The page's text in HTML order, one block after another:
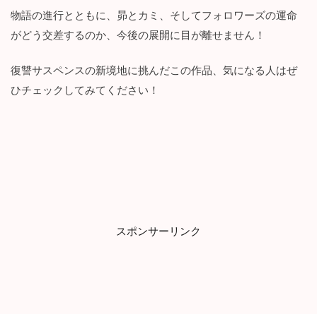
物語の進行とともに、昴とカミ、そしてフォロワーズの運命
がどう交差するのか、今後の展開に目が離せません！
復讐サスペンスの新境地に挑んだこの作品、気になる人はぜ
ひチェックしてみてください！
スポンサーリンク